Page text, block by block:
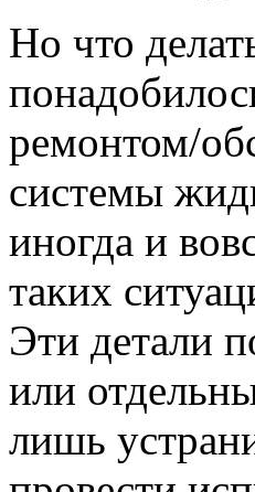
Но что
ремонтом/
системы
иногда и
таких
Эти детали
или
лишь